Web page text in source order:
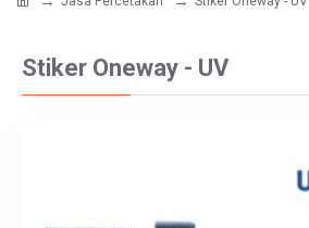
Stiker Oneway - UV